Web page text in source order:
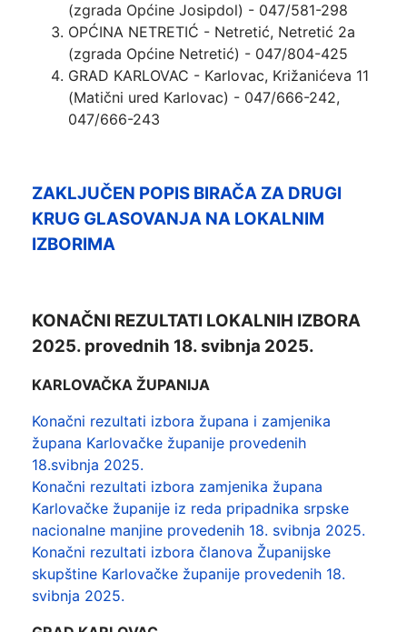
(zgrada Općine Josipdol) - 047/581-298
OPĆINA NETRETIĆ - Netretić, Netretić 2a
(zgrada Općine Netretić) - 047/804-425
GRAD KARLOVAC - Karlovac, Križanićeva 11
(Matični ured Karlovac) - 047/666-242,
047/666-243
ZAKLJUČEN POPIS BIRAČA ZA DRUGI
KRUG GLASOVANJA NA LOKALNIM
IZBORIMA
KONAČNI REZULTATI LOKALNIH IZBORA
2025. provednih 18. svibnja 2025.
KARLOVAČKA ŽUPANIJA
Konačni rezultati izbora župana i zamjenika
župana Karlovačke županije provedenih
18.svibnja 2025.
Konačni rezultati izbora zamjenika župana
Karlovačke županije iz reda pripadnika srpske
nacionalne manjine provedenih 18. svibnja 2025.
Konačni rezultati izbora članova Županijske
skupštine Karlovačke županije provedenih 18.
svibnja 2025.